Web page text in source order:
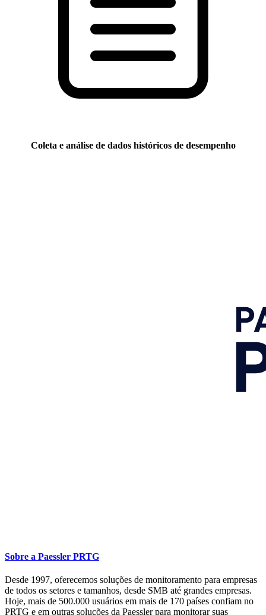
Coleta e análise de dados históricos de desempenho
Sobre a Paessler PRTG
Desde 1997, oferecemos soluções de monitoramento para empresas
de todos os setores e tamanhos, desde SMB até grandes empresas.
Hoje, mais de 500.000 usuários em mais de 170 países confiam no
PRTG e em outras soluções da Paessler para monitorar suas